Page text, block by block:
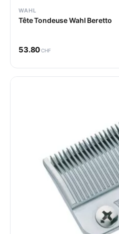
WAHL
Tête Tondeuse Wahl Beretto
53.80CHF